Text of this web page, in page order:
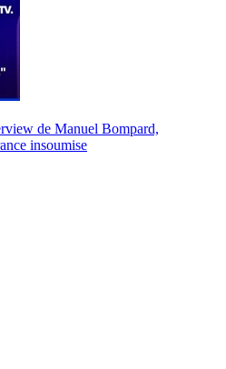
de Manuel Bompard,
insoumise